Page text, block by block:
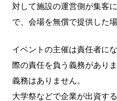
対して施設の運営側が集客
で、会場を無償で提供した
イベントの主催は責任者に
際の責任を負う義務があり
義務はありません。
大学祭などで企業が出資す